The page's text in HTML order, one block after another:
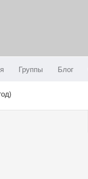
Группы Блог